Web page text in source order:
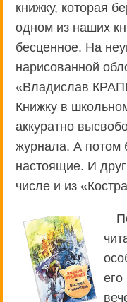
книжку, которая
одном из наших
бесценное. На
нарисованной
«Владислав
Книжку в
аккуратно
журнала. А потом
настоящие. И
числе и из